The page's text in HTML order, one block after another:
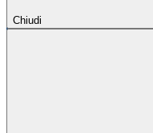
Chiudi